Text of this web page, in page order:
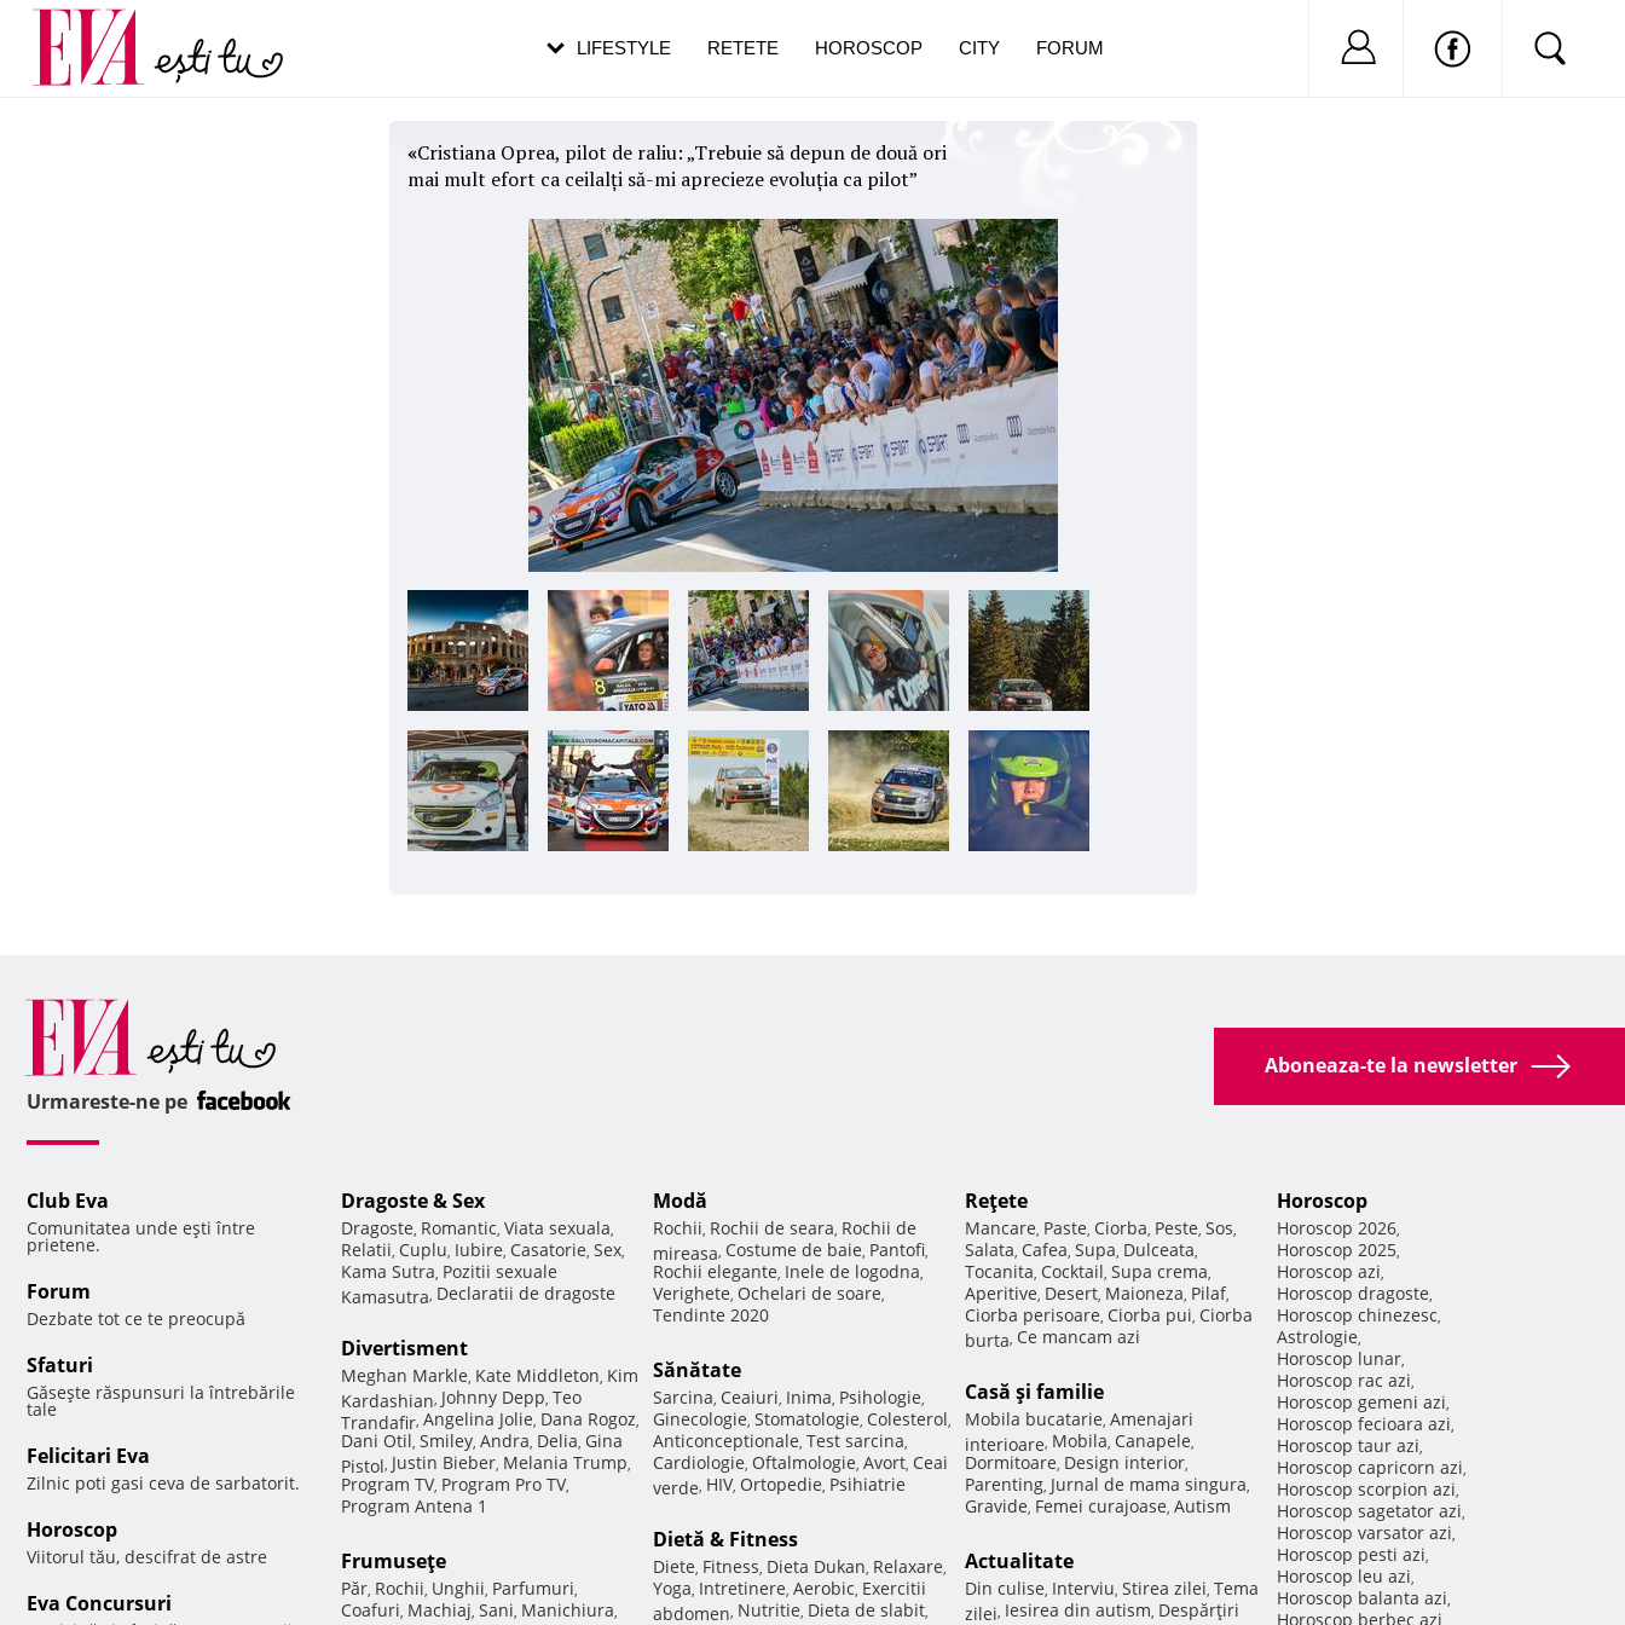
«Cristiana Oprea, pilot de raliu: „Trebuie să depun de două ori
mai mult efort ca ceilalți să-mi aprecieze evoluția ca pilot”
LIFESTYLE RETETE HOROSCOP CITY FORUM Nu ai cont?
Carieră
Actualitate
pe măsură ce înaintezi în vârstă
Aboneaza-te la newsletter
Urmareste-ne pe
Club Eva
Comunitatea unde eşti între
prietene.
Forum
Dezbate tot ce te preocupă
Sfaturi
Găseşte răspunsuri la întrebările
tale
Felicitari Eva
Zilnic poti gasi ceva de sarbatorit.
Horoscop
Viitorul tău, descifrat de astre
Eva Concursuri
Dragoste & Sex
Dragoste, Romantic, Viata sexuala,
Relatii, Cuplu, Iubire, Casatorie, Sex,
Kama Sutra, Pozitii sexuale
Kamasutra, Declaratii de dragoste
Divertisment
Meghan Markle, Kate Middleton, Kim
Kardashian, Johnny Depp, Teo
Trandafir, Angelina Jolie, Dana Rogoz,
Dani Otil, Smiley, Andra, Delia, Gina
Pistol, Justin Bieber, Melania Trump,
Program TV, Program Pro TV,
Program Antena 1
Frumuseţe
Păr, Rochii, Unghii, Parfumuri,
Coafuri, Machiaj, Sani, Manichiura,
Modă
Rochii, Rochii de seara, Rochii de
mireasa, Costume de baie, Pantofi,
Rochii elegante, Inele de logodna,
Verighete, Ochelari de soare,
Tendinte 2020
Sănătate
Sarcina, Ceaiuri, Inima, Psihologie,
Ginecologie, Stomatologie, Colesterol,
Anticonceptionale, Test sarcina,
Cardiologie, Oftalmologie, Avort, Ceai
verde, HIV, Ortopedie, Psihiatrie
Dietă & Fitness
Diete, Fitness, Dieta Dukan, Relaxare,
Yoga, Intretinere, Aerobic, Exercitii
abdomen, Nutritie, Dieta de slabit,
Reţete
Mancare, Paste, Ciorba, Peste, Sos,
Salata, Cafea, Supa, Dulceata,
Tocanita, Cocktail, Supa crema,
Aperitive, Desert, Maioneza, Pilaf,
Ciorba perisoare, Ciorba pui, Ciorba
burta, Ce mancam azi
Casă şi familie
Mobila bucatarie, Amenajari
interioare, Mobila, Canapele,
Dormitoare, Design interior,
Parenting, Jurnal de mama singura,
Gravide, Femei curajoase, Autism
Actualitate
Din culise, Interviu, Stirea zilei, Tema
zilei, Iesirea din autism, Despărţiri
Horoscop
Horoscop 2026,
Horoscop 2025,
Horoscop azi,
Horoscop dragoste,
Horoscop chinezesc,
Astrologie,
Horoscop lunar,
Horoscop rac azi,
Horoscop gemeni azi,
Horoscop fecioara azi,
Horoscop taur azi,
Horoscop capricorn azi,
Horoscop scorpion azi,
Horoscop sagetator azi,
Horoscop varsator azi,
Horoscop pesti azi,
Horoscop leu azi,
Horoscop balanta azi,
Horoscop berbec azi